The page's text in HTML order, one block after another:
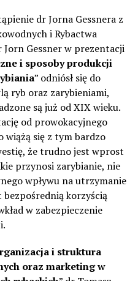
dr Jorna Gessnera z
i Rybactwa
Gessner w prezentacji
i sposoby produkcji
” odniósł się do
ryb oraz zarybieniami,
są już od XIX wieku.
od prowokacyjnego
wiążą się z tym bardzo
że trudno jest wprost
przynosi zarybianie, nie
wpływu na utrzymanie
korzyścią
w zabezpieczenie
i struktura
oraz marketing w